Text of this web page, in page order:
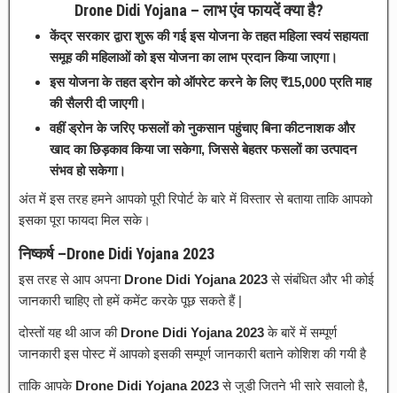
Drone Didi Yojana – लाभ एंव फायदें क्या है?
केंद्र सरकार द्वारा शुरू की गई इस योजना के तहत महिला स्वयं सहायता
समूह की महिलाओं को इस योजना का लाभ प्रदान किया जाएगा।
इस योजना के तहत ड्रोन को ऑपरेट करने के लिए ₹15,000 प्रति माह
की सैलरी दी जाएगी।
वहीं ड्रोन के जरिए फसलों को नुकसान पहुंचाए बिना कीटनाशक और
खाद का छिड़काव किया जा सकेगा, जिससे बेहतर फसलों का उत्पादन
संभव हो सकेगा।
अंत में इस तरह हमने आपको पूरी रिपोर्ट के बारे में विस्तार से बताया ताकि आपको
इसका पूरा फायदा मिल सके।
निष्कर्ष –Drone Didi Yojana 2023
इस तरह से आप अपना Drone Didi Yojana 2023से संबंधित और भी कोई
जानकारी चाहिए तो हमें कमेंट करके पूछ सकते हैं |
दोस्तों यह थी आज की Drone Didi Yojana 2023के बारें में सम्पूर्ण
जानकारी इस पोस्ट में आपको इसकी सम्पूर्ण जानकारी बताने कोशिश की गयी है
ताकि आपकेDrone Didi Yojana 2023से जुडी जितने भी सारे सवालो है,